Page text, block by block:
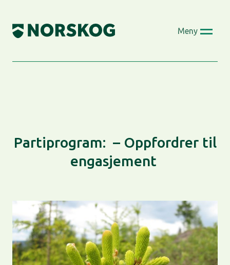
content
Meny
Partiprogram: – Oppfordrer til
engasjement